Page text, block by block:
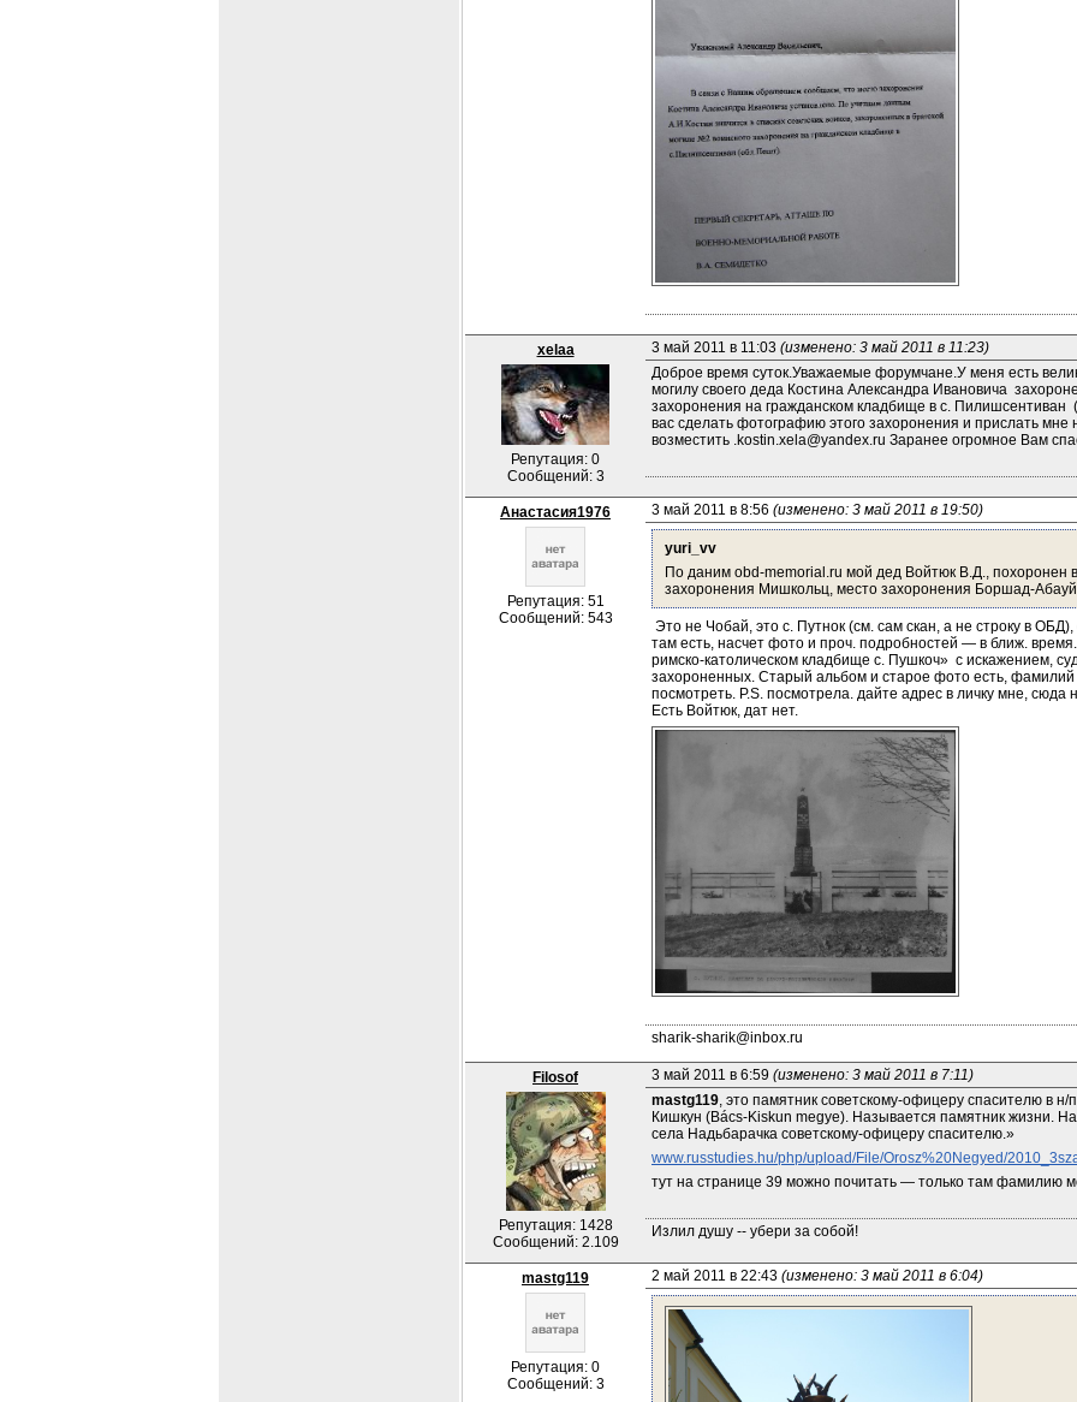
xelaa
Репутация: 0
Сообщений: 3
3 май 2011 в 11:03 (изменено: 3 май 2011 в 11:23)
Доброе время суток.Уважаемые форумчане.У меня есть
могилу своего деда Костина Александра Ивановича
захоронения на гражданском кладбище в с. Пилишсентиван
вас сделать фотографию этого захоронения и прислать мне
возместить .kostin.xela@yandex.ru Заранее огромное Вам
Анастасия1976
Репутация: 51
Сообщений: 543
3 май 2011 в 8:56 (изменено: 3 май 2011 в 19:50)
yuri_vv
По даним obd-memorial.ru мой дед Войтюк В.Д., похоронен
захоронения Мишкольц, место захоронения Боршад-
Это не Чобай, это с. Путнок (см. сам скан, а не строку в
там есть, насчет фото и проч. подробностей — в ближ.
римско-католическом кладбище с. Пушкоч»  с искажением,
захороненных. Старый альбом и старое фото есть,
посмотреть. P.S. посмотрела. дайте адрес в личку мне, сюда
Есть Войтюк, дат нет.
sharik-sharik@inbox.ru
Filosof
Репутация: 1428
Сообщений: 2.109
3 май 2011 в 6:59 (изменено: 3 май 2011 в 7:11)
mastg119, это памятник советскому-офицеру спасителю в
Кишкун (Bács-Kiskun megye). Называется памятник жизни.
села Надьбарачка советскому-офицеру спасителю.»
www.russtudies.hu/php/upload/File/Orosz%20Negyed/
тут на странице 39 можно почитать — только там фамилию
Излил душу -- убери за собой!
mastg119
Репутация: 0
Сообщений: 3
2 май 2011 в 22:43 (изменено: 3 май 2011 в 6:04)